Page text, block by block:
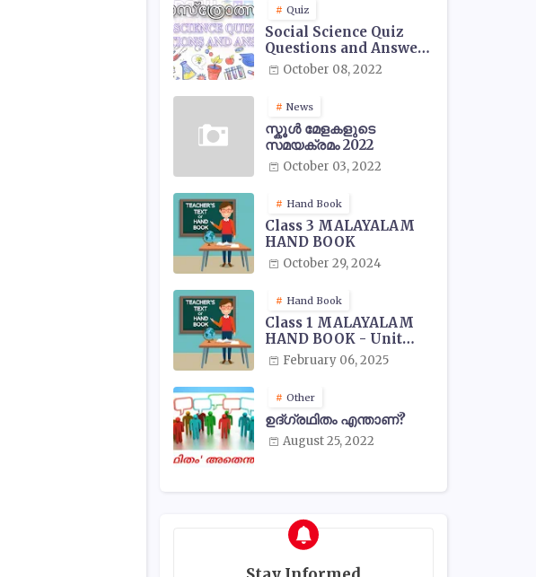
Quiz
Social Science Quiz
Questions and Answers
- 02October 08, 2022
News
സ്കൂൾ മേളകളുടെ
സമയക്രമം 2022
October 03, 2022
Hand Book
Class 3 MALAYALAM
HAND BOOK
October 29, 2024
Hand Book
Class 1 MALAYALAM
HAND BOOK - Unit
WiseFebruary 06, 2025
Other
ഉദ്ഗ്രഥിതം എന്താണ്?
August 25, 2022